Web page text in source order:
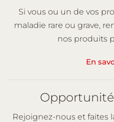
Si vous ou un de vos
maladie rare ou grave,
nos produits
En
Rejoignez-nous et faites